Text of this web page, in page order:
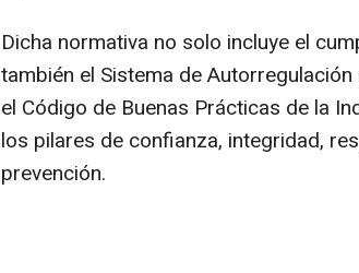
Dicha normativa no solo incluye el
también el Sistema de
el Código de Buenas Prácticas de la
los pilares de confianza, integridad,
prevención.